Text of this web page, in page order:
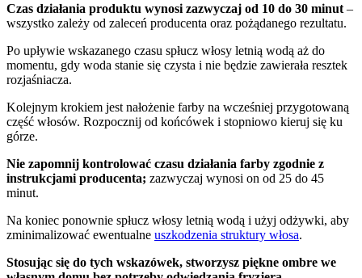
Czas działania produktu wynosi zazwyczaj od 10 do 30 minut –
wszystko zależy od zaleceń producenta oraz pożądanego rezultatu.
Po upływie wskazanego czasu spłucz włosy letnią wodą aż do
momentu, gdy woda stanie się czysta i nie będzie zawierała resztek
rozjaśniacza.
Kolejnym krokiem jest nałożenie farby na wcześniej przygotowaną
część włosów. Rozpocznij od końcówek i stopniowo kieruj się ku
górze.
Nie zapomnij kontrolować czasu działania farby zgodnie z
instrukcjami producenta; zazwyczaj wynosi on od 25 do 45
minut.
Na koniec ponownie spłucz włosy letnią wodą i użyj odżywki, aby
zminimalizować ewentualne uszkodzenia struktury włosa.
Stosując się do tych wskazówek, stworzysz piękne ombre we